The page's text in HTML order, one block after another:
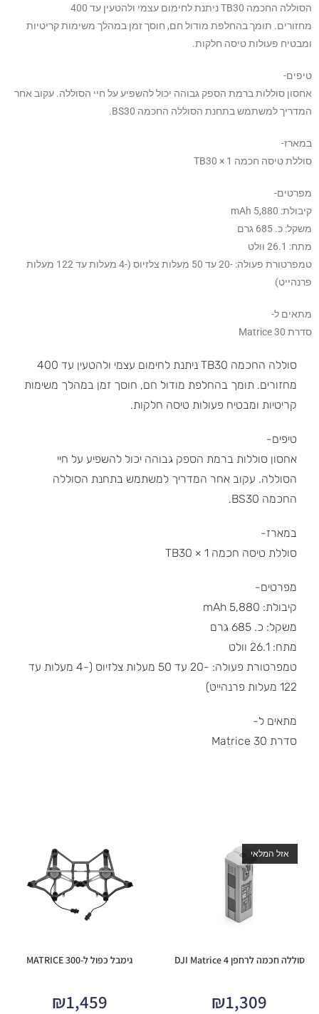
הסוללה החכמה TB30 ניתנת לחימום עצמי ולהטעין עד 400
מחזורים. תומך בהחלפת מודול חם, חוסך זמן במהלך משימות קריטיות
ומבטיח פעולות טיסה חלקות.
טיפים-
אחסון סוללות ברמת הספק גבוהה יכול להשפיע על חיי הסוללה. עקוב אחר
המדריך למשתמש בתחנת הסוללה החכמה BS30.
במארז-
סוללת טיסה חכמה TB30 × 1
מפרטים-
קיבולת: 5,880 mAh
משקל: כ. 685 גרם
מתח: 26.1 וולט
טמפרטורת פעולה: -20 עד 50 מעלות צלזיוס (-4 מעלות עד 122 מעלות
פרנהייט)
מתאים ל-
סדרת Matrice ​​30
סוללה החכמה TB30 ניתנת לחימום עצמי ולהטעין עד 400
מחזורים. תומך בהחלפת מודול חם, חוסך זמן במהלך משימות
קריטיות ומבטיח פעולות טיסה חלקות.
טיפים-
אחסון סוללות ברמת הספק גבוהה יכול להשפיע על חיי
הסוללה. עקוב אחר המדריך למשתמש בתחנת הסוללה
החכמה BS30.
במארז-
סוללת טיסה חכמה TB30 × 1
מפרטים-
קיבולת: 5,880 mAh
משקל: כ. 685 גרם
מתח: 26.1 וולט
טמפרטורת פעולה: -20 עד 50 מעלות צלזיוס (-4 מעלות עד
122 מעלות פרנהייט)
מתאים ל-
סדרת Matrice ​​30
אזל המלאי
סוללה חכמה לרחפן DJI Matrice 4
₪1,309
גימבל כפול ל-MATRICE 300
₪1,459